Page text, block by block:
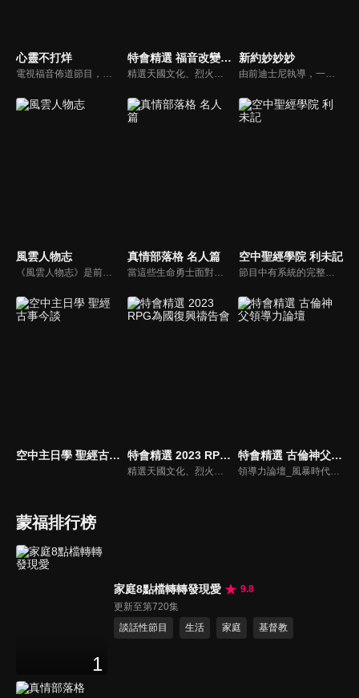
心靈不打烊
電視福音佈道節目，由前主播何戎主持，有別於以往的節目風格，將繼續提供最具平安與感動的心靈音樂饗宴。
特會精選 福音改變一切的大能
精選天國文化、烈火特會、超自然大能與使徒性教會等特會，幫助我們更加明白神的心意，好讓我們的生命能走在神的道路上進入命定。
新約妙妙妙
由前迪士尼執導，一部傳述耶穌生平與門徒故事的動畫系列影片。故事背景均在兩千年前，雖然年代久遠，但是人類對生命的詮釋與內在真正的基本需求，卻始終未曾改變。人物性格、劇情、遭遇等情境雖然與今日景況相異，但是故事背後同樣都有一個亙古不移的共同主題－愛，以及關於愛的圓滿落實。
風雲人物志
《風雲人物志》是前迪士尼導演執導的名人故事系列，讓孩子從世界名人身上學會堅持夢想、永不放棄。透過每一集完整介紹，不但可以幫助小朋友看見這些名人在各領域如何奉獻一生、造福人群，還能激勵他們效法美好的品德，進一步啟發他們對傳記文學的閱讀興趣。
真情部落格 名人篇
當這些生命勇士面對自己生命中的難題時，選擇靠著信靠耶穌來勇敢勝過，這些可愛的基督徒們，願意把自己生命裡最黑暗軟弱的一面和大家分享，為的就是將來自天上那最美好的福分帶給人們，每一個有血有淚的生命見證，都是最震撼人心的蛻變，最深刻的真實。
空中聖經學院 利未記
節目中有系統的完整講解聖經真理，邀請受過解經講道訓練的老師，按著正意分解真理的道，帶領弟兄姊妹更深的了解聖經的浩瀚與偉大
空中主日學 聖經古事今談 特會精選 2023 RPG為國復興禱告會
精選天國文化、烈火特會、超自然大能與使徒性教會等特會，幫助我們更加明白神的心意，好讓我們的生命能走在神的道路上進入命定。
特會精選 古倫神父領導力論壇
領導力論壇_風暴時代的領導與工作，由天主教Anselm Grun古倫神父主講，會中提到領導力的原則：首在勿評斷自己，先接納自我，先處理負面情緒，在工作上落實祈禱，在態度上能充分信任下屬，亦在改善個人性工作耗竭的四個面向上得以精進： 一、從負面得到的力量 二、處在別人期待中 三、維持表面功夫 四、忽略身心疲憊 五、外在的期望 在做好領導工作前要先認識自己，好的領導者會先接納自己，察覺內在的情緒，透過察覺內在轉化為正面力量。
蒙福排行榜
1
家庭8點檔轉轉發現愛
9.8
更新至第720集
談話性節目
生活 家庭 基督教